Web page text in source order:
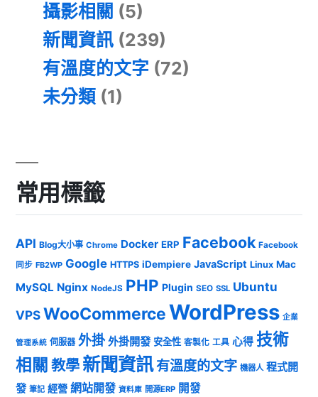
攝影相關 (5)
新聞資訊 (239)
有溫度的文字 (72)
未分類 (1)
常用標籤
API Blog大小事 Chrome Docker ERP Facebook Facebook
同步 FB2WP Google HTTPS iDempiere JavaScript Linux Mac
MySQL Nginx NodeJS PHP Plugin SEO SSL Ubuntu
VPSWooCommerceWordPress 企業
管理系統 伺服器 外掛 外掛開發 安全性 客製化 工具 心得 技術
相關 教學 新聞資訊有溫度的文字 機器人 程式開
發 筆記 經營 網站開發 資料庫 開源ERP 開發